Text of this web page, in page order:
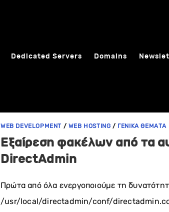
Dedicated Servers Domains
WEB DEVELOPMENT / WEB HOSTING / ΓΕΝΙΚΑ ΘΕΜΑΤΑ
Εξαίρεση φακέλων από τα
DirectAdmin
Πρώτα από όλα ενεργοποιούμε τη
/usr/local/directadmin/conf/